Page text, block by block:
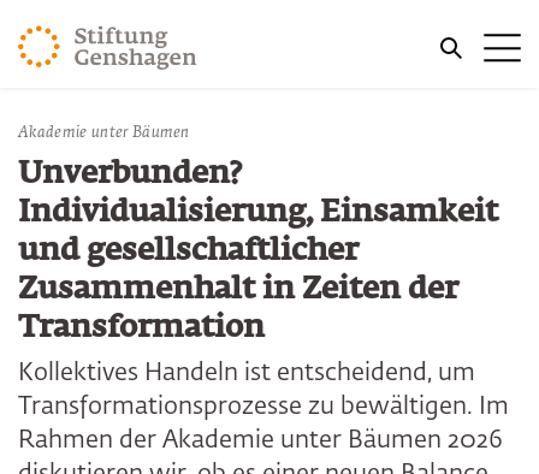
ZUM HAUPTINHALT SPRINGEN
ZUR SUCHE SPRINGEN
Akademie unter Bäumen
Unverbunden?
Individualisierung, Einsamkeit
und gesellschaftlicher
Zusammenhalt in Zeiten der
Transformation
Kollektives Handeln ist entscheidend, um
Transformationsprozesse zu bewältigen. Im
Rahmen der Akademie unter Bäumen 2026